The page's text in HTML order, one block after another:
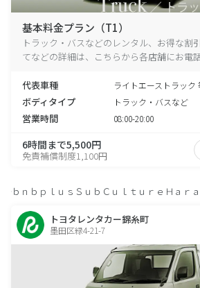
基本料金プラン（T1）
トラック・バスなどのレンタル、お得な割
てなどの詳細は、こちらから各店舗にお電
代表車種 ライトエーストラック
ボディタイプ トラック・バスなど
営業時間 08:00-20:00
6時間まで5,500円
免責補償制度1,100円
ｂｎｂｐｌｕｓＳｕｂＣｕｌｔｕｒｅＨａｒ
トヨタレンタカー錦糸町
墨田区緑4-21-7